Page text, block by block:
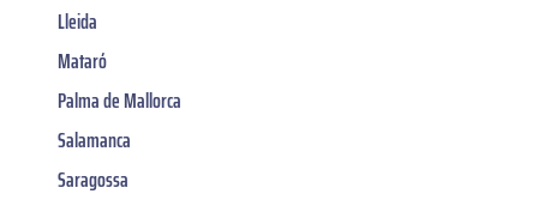
Lleida
Mataró
Palma de Mallorca
Salamanca
Saragossa